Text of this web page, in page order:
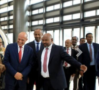
Next